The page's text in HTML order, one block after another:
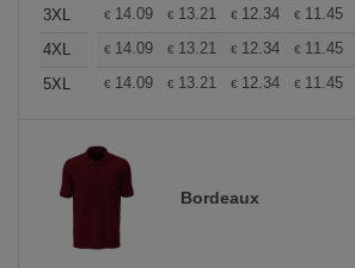
3XL
€ 14.09 € 13.21 € 12.34 € 11.45
4XL
€ 14.09 € 13.21 € 12.34 € 11.45
5XL
€ 14.09 € 13.21 € 12.34 € 11.45
Bordeaux